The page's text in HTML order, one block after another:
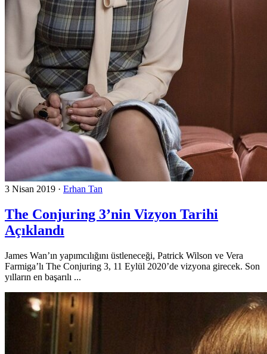
3 Nisan 2019 · Erhan Tan
The Conjuring 3’nin Vizyon Tarihi
Açıklandı
James Wan’ın yapımcılığını üstleneceği, Patrick Wilson ve Vera
Farmiga’lı The Conjuring 3, 11 Eylül 2020’de vizyona girecek. Son
yılların en başarılı ...